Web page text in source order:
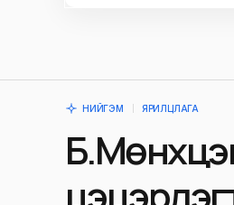
НИЙГЭМ ЯРИЛЦЛАГА